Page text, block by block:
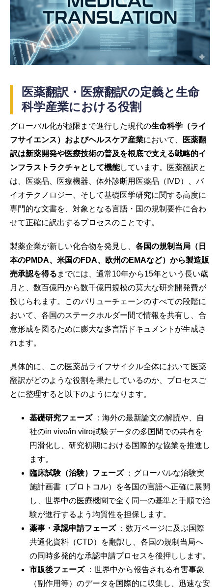
医薬翻訳・医療翻訳の定義と生命
科学産業における役割
グローバル化が極限まで進行した現代の生命科学（ライ
フサイエンス）およびヘルスケア産業において、
医薬翻
訳は新薬開発や医療技術の普及を根底で支える戦略的イ
ンフラストラクチャとして機能しています。医薬翻訳と
は、医薬品、医療機器、体外診断用医薬品（IVD）、バ
イオテクノロジー、そして基礎医学研究に関する高度に
専門的な文書を、対象となる言語・国の規制要件に合わ
せて正確に訳出するプロセスのことです。
製薬企業が新しい化合物を発見し、 各国の規制当局（日
本のPMDA、米国のFDA、欧州のEMAなど）から製造販
売承認を得る までには、通常10年から15年という長い歳
月と、数百億円から数千億円規模の莫大な研究開発費が
投じられます。このバリューチェーンのすべての段階に
おいて、各国のステークホルダー間で情報を共有し、合
意形成を図るために膨大な多言語ドキュメントが生成さ
れます。
具体的に、この医薬品ライフサイクル全体において医薬
翻訳がどのような役割を果たしているのか、プロセスご
とに整理すると以下のようになります。
基礎研究フェーズ ：海外の最新論文の解読や、自
社のin vivo/in vitro試験データの多国間での共有を
円滑化し、研究初期における国際的な協業を推進し
ます。
臨床試験（治験）フェーズ ：グローバルな治験実
施計画書（プロトコル）を各国の言語へ正確に展開
し、世界中の医療機関で全く同一の基準と手順で治
験が進行するよう均質性を担保します。
薬事・承認申請フェーズ ：数万ページに及ぶ国際
共通化資料（CTD）を翻訳し、各国の規制当局へ
の同時多発的な承認申請プロセスを後押しします。
市販後フェーズ ：世界中から報告される有害事象
（副作用等）のデータを国際的に収集し、迅速な安